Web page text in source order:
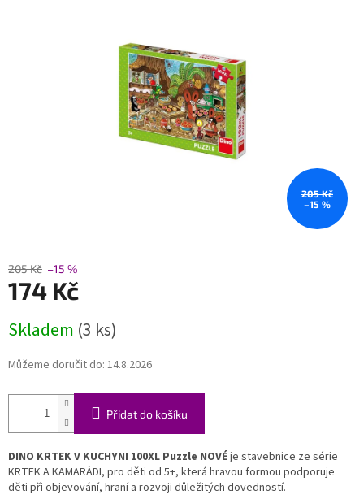
205 Kč
–15 %
205 Kč –15 %
174 Kč
cena:
Skladem (3 ks)
Můžeme doručit do: 14.8.2026
Přidat do košíku
DINO KRTEK V KUCHYNI 100XL Puzzle NOVÉje stavebnice ze série
KRTEK A KAMARÁDI, pro děti od 5+, která hravou formou podporuje
děti při objevování, hraní a rozvoji důležitých dovedností.